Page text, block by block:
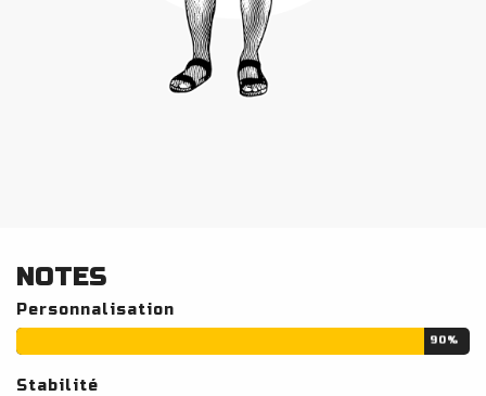
NOTES
Personnalisation
90%
Stabilité